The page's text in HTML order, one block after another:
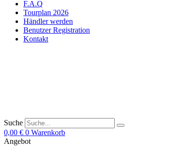
F.A.Q
Tourplan 2026
Händler werden
Benutzer Registration
Kontakt
Suche
0,00 € 0 Warenkorb
Angebot